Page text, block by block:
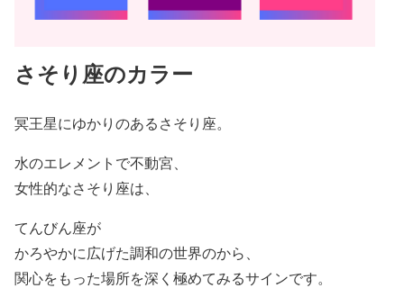
さそり座のカラー
冥王星にゆかりのあるさそり座。
水のエレメントで不動宮、
女性的なさそり座は、
てんびん座が
かろやかに広げた調和の世界のから、
関心をもった場所を深く極めてみるサインです。